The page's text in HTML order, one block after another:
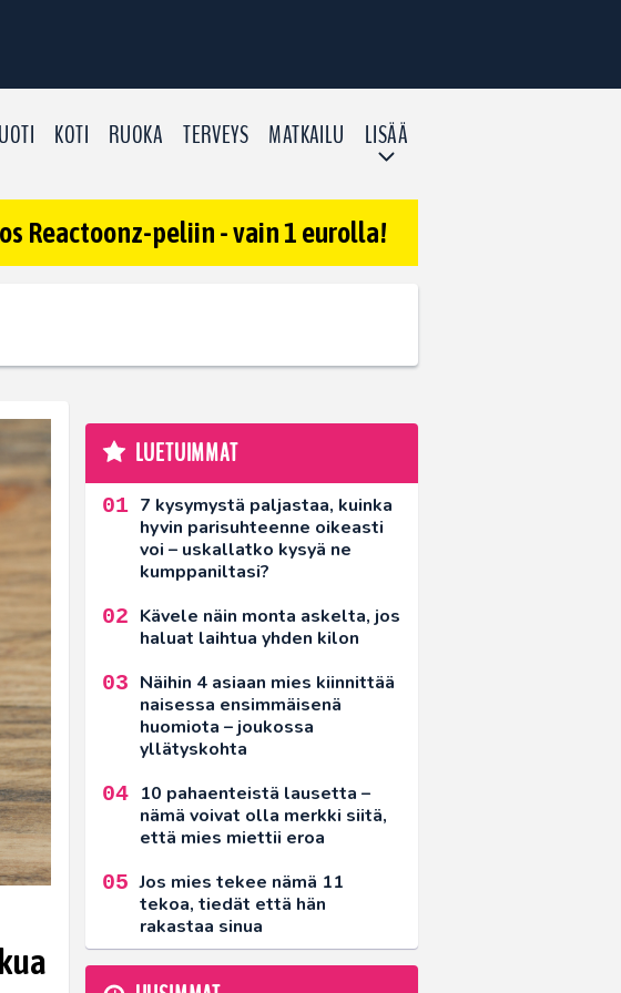
KOTI RUOKA TERVEYS MATKAILU LISÄÄ
Reactoonz-peliin - vain 1 eurolla!
LUETUIMMAT
7 kysymystä paljastaa, kuinka
hyvin parisuhteenne oikeasti
voi – uskallatko kysyä ne
kumppaniltasi?
Kävele näin monta askelta, jos
haluat laihtua yhden kilon
Näihin 4 asiaan mies kiinnittää
naisessa ensimmäisenä
huomiota – joukossa
yllätyskohta
10 pahaenteistä lausetta –
nämä voivat olla merkki siitä,
että mies miettii eroa
Jos mies tekee nämä 11
tekoa, tiedät että hän
rakastaa sinua